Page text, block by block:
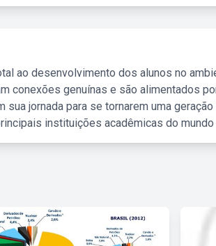
ao desenvolvimento dos alunos no
conexões genuínas e são alimentados
jornada para se tornarem uma
instituições acadêmicas do mundo